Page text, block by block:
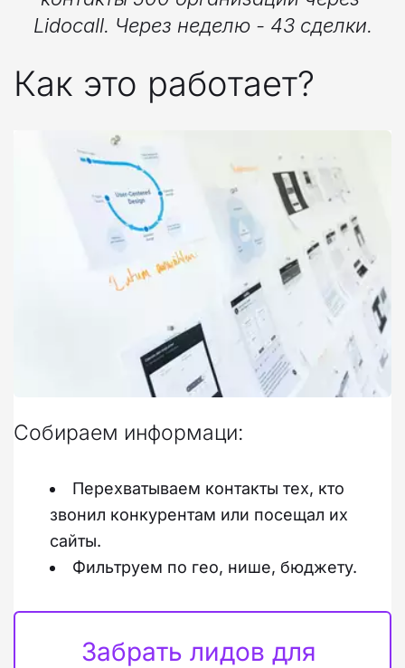
Lidocall. Через неделю - 43 сделки.
Как это работает?
Собираем информаци:
Перехватываем контакты тех, кто
звонил конкурентам или посещал их
сайты.
Фильтруем по гео, нише, бюджету.
Забрать лидов для